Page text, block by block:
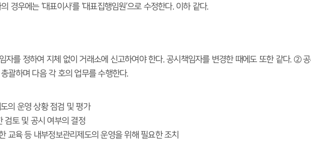
경우에는 ‘대표이사’를 ‘대표집행임원’으로 수정한다. 이하 같다.
자를 정하여 지체 없이 거래소에 신고하여야 한다. 공시책임자를 변경한 때에도 또한 같다. ②
괄하며 다음 각 호의 업무를 수행한다.
의 운영 상황 점검 및 평가
검토 및 공시 여부의 결정
교육 등 내부정보관리제도의 운영을 위해 필요한 조치